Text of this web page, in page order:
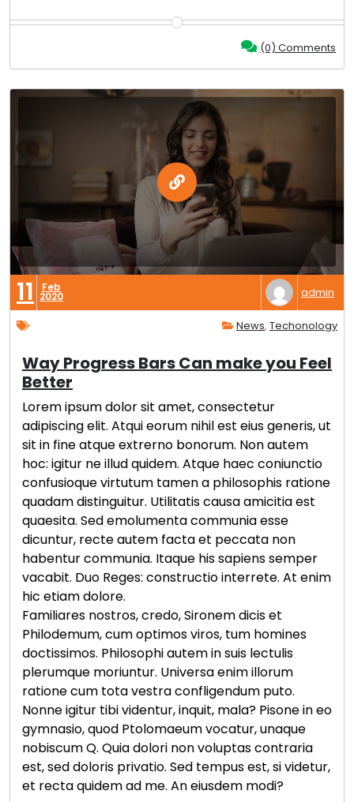
(0) Comments
11 Feb
2020 admin
News, Techonology
Way Progress Bars Can make you Feel
Better
Lorem ipsum dolor sit amet, consectetur
adipiscing elit. Atqui eorum nihil est eius generis, ut
sit in fine atque extrerno bonorum. Non autem
hoc: igitur ne illud quidem. Atque haec coniunctio
confusioque virtutum tamen a philosophis ratione
quadam distinguitur. Utilitatis causa amicitia est
quaesita. Sed emolumenta communia esse
dicuntur, recte autem facta et peccata non
habentur communia. Itaque his sapiens semper
vacabit. Duo Reges: constructio interrete. At enim
hic etiam dolore.
Familiares nostros, credo, Sironem dicis et
Philodemum, cum optimos viros, tum homines
doctissimos. Philosophi autem in suis lectulis
plerumque moriuntur. Universa enim illorum
ratione cum tota vestra confligendum puto.
Nonne igitur tibi videntur, inquit, mala? Pisone in eo
gymnasio, quod Ptolomaeum vocatur, unaque
nobiscum Q. Quia dolori non voluptas contraria
est, sed doloris privatio. Sed tempus est, si videtur,
et recta quidem ad me. An eiusdem modi?